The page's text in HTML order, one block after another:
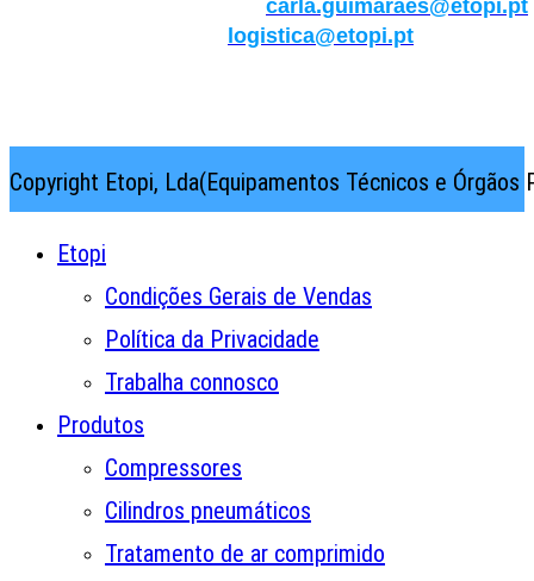
carla.guimaraes@etopi.pt
logistica@etopi.pt
Copyright Etopi, Lda(Equipamentos Técnicos e
Etopi
Condições Gerais de Vendas
Política da Privacidade
Trabalha connosco
Produtos
Compressores
Cilindros pneumáticos
Tratamento de ar comprimido